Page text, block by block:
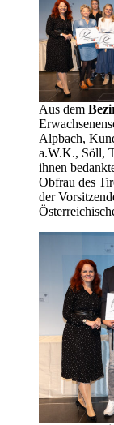
Aus dem
Alpbach,
a.W.K., Söll,
ihnen
Obfrau des
der